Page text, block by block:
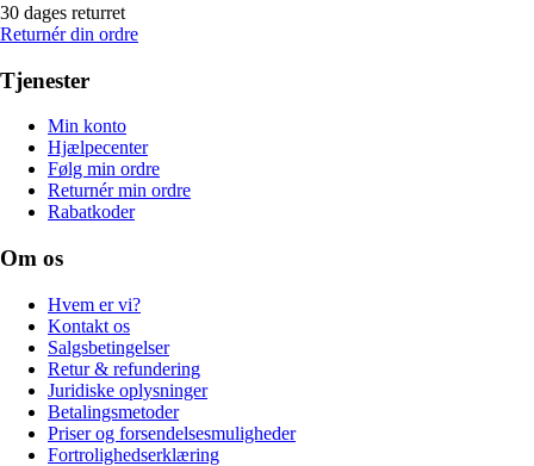
30 dages returret
Returnér din ordre
Tjenester
Min konto
Hjælpecenter
Følg min ordre
Returnér min ordre
Rabatkoder
Om os
Hvem er vi?
Kontakt os
Salgsbetingelser
Retur & refundering
Juridiske oplysninger
Betalingsmetoder
Priser og forsendelsesmuligheder
Fortrolighedserklæring